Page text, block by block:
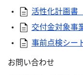
活性化計画書
交付金対象事
事前点検シー
お問い合わせ